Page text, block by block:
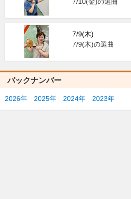
7/9(木)
7/9(木)の選曲
バックナンバー
2026年 2025年 2024年 2023年